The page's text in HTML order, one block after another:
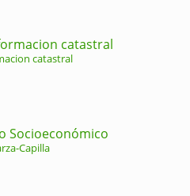
catastral
catastral
Socioeconómico
Capilla